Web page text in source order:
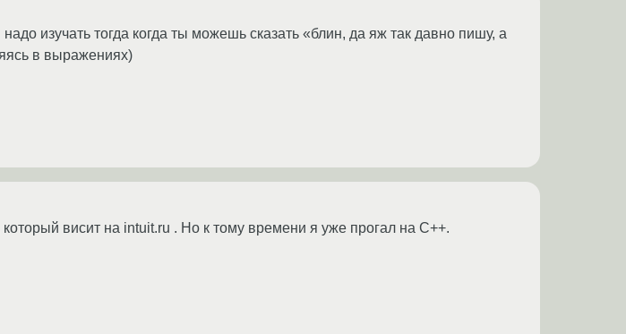
изучать тогда когда ты можешь сказать «блин, да яж так давно пишу, а
в выражениях)
висит на intuit.ru . Но к тому времени я уже прогал на C++.